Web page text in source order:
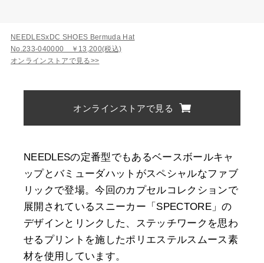
NEEDLESxDC SHOES Bermuda Hat
No.233-040000 ￥13,200(税込)
オンラインストアで見る>>
オンラインストアで見る
NEEDLESの定番型でもあるベースボールキャ
ップとバミューダハットがスペシャルなファブ
リックで登場。今回のカプセルコレクションで
展開されているスニーカー「SPECTORE」の
デザインとリンクした、ステッチワークを思わ
せるプリントを施したポリエステルスムース素
材を使用しています。